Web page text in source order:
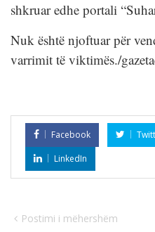
shkruar edhe portali
Nuk është njoftuar për
varrimit të viktimës./
Facebook
LinkedIn
Postimi i mëhershëm